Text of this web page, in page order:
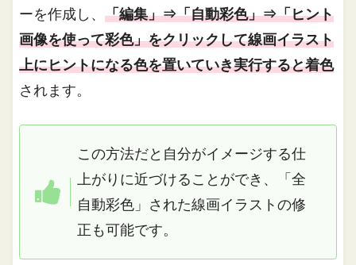
ーを作成し、「編集」⇒「自動彩色」⇒「ヒント
画像を使って彩色」をクリックして線画イラスト
上にヒントになる色を置いていき実行すると着色
されます。
この方法だと自分がイメージする仕
上がりに近づけることができ、「全
自動彩色」された線画イラストの修
正も可能です。